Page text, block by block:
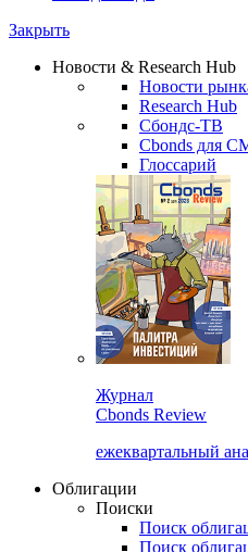
Watchlist
Сбондс Люди
Новости & Research Hub
Новости рынка
Research Hub
Сбондс-ТВ
Cbonds для
Глоссарий
Cbonds Review
ежеквартальный